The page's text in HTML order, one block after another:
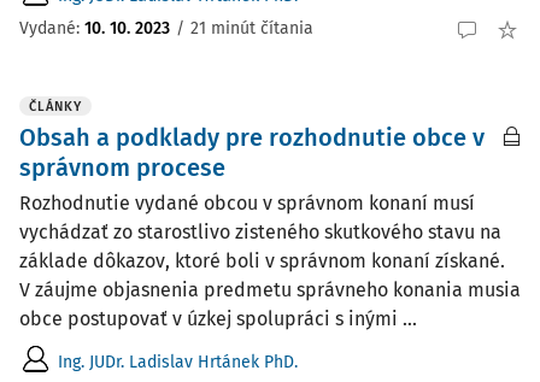
Vydané: 10. 10. 2023 / 21 minút čítania
ČLÁNKY
Obsah a podklady pre rozhodnutie obce v
správnom procese
Rozhodnutie vydané obcou v správnom konaní musí
vychádzať zo starostlivo zisteného skutkového stavu na
základe dôkazov, ktoré boli v správnom konaní získané.
V záujme objasnenia predmetu správneho konania musia
obce postupovať v úzkej spolupráci s inými ...
Ing. JUDr. Ladislav Hrtánek PhD.